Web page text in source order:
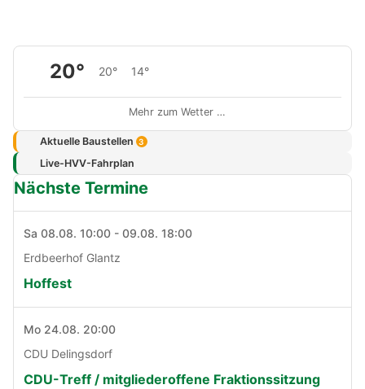
20° 20° 14°
Mehr zum Wetter …
Aktuelle Baustellen 3
Live-HVV-Fahrplan
Nächste Termine
Sa 08.08. 10:00 - 09.08. 18:00
Erdbeerhof Glantz
Hoffest
Mo 24.08. 20:00
CDU Delingsdorf
CDU-Treff / mitgliederoffene Fraktionssitzung